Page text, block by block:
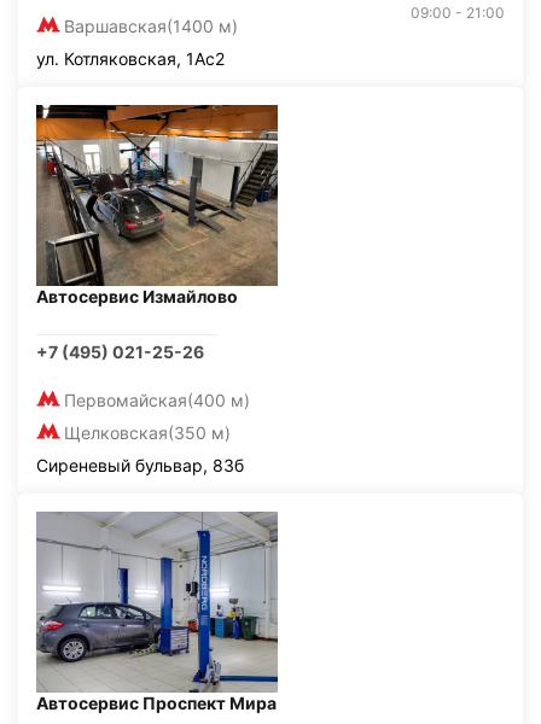
Варшавская(1400 м)
09:00 - 21:00
ул. Котляковская, 1Ас2
Автосервис Измайлово
+7 (495) 021-25-26
Первомайская(400 м)
Щелковская(350 м)
Сиреневый бульвар, 83б
Автосервис Проспект Мира